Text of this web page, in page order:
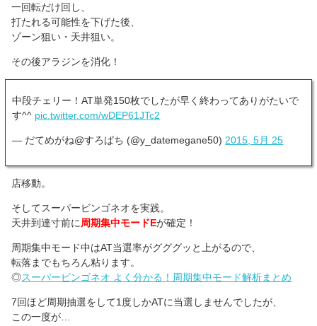
一回転だけ回し、
打たれる可能性を下げた後、
ゾーン狙い・天井狙い。
その後アラジンを消化！
中段チェリー！AT単発150枚でしたが早く終わってありがたいで
す^^ pic.twitter.com/wDEP61JTc2
— だてめがね@すろぱち (@y_datemegane50) 2015, 5月 25
店移動。
そしてスーパービンゴネオを実践。
天井到達寸前に周期集中モードEが確定！
周期集中モード中はAT当選率がグググッと上がるので、
転落までもちろん粘ります。
◎スーパービンゴネオ よく分かる！周期集中モード解析まとめ
7回ほど周期抽選をして1度しかATに当選しませんでしたが、
この一度が…